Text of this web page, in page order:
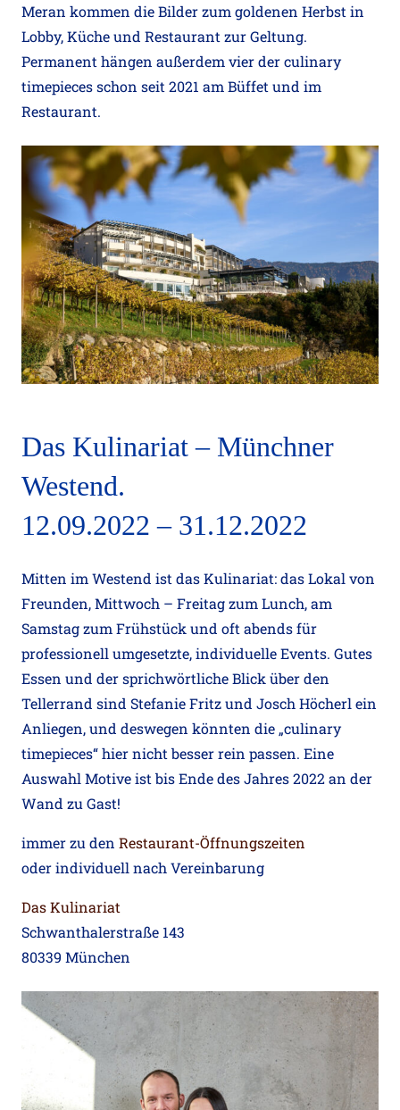
Meran kommen die Bilder zum goldenen Herbst in
Lobby, Küche und Restaurant zur Geltung.
Permanent hängen außerdem vier der culinary
timepieces schon seit 2021 am Büffet und im
Restaurant.
Das Kulinariat – Münchner
Westend.
12.09.2022 – 31.12.2022
Mitten im Westend ist das Kulinariat: das Lokal von
Freunden, Mittwoch – Freitag zum Lunch, am
Samstag zum Frühstück und oft abends für
professionell umgesetzte, individuelle Events. Gutes
Essen und der sprichwörtliche Blick über den
Tellerrand sind Stefanie Fritz und Josch Höcherl ein
Anliegen, und deswegen könnten die „culinary
timepieces“ hier nicht besser rein passen. Eine
Auswahl Motive ist bis Ende des Jahres 2022 an der
Wand zu Gast!
immer zu den Restaurant-Öffnungszeiten
oder individuell nach Vereinbarung
Das Kulinariat
Schwanthalerstraße 143
80339 München